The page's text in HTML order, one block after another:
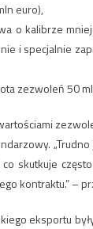
euro),
o kalibrze
i specjalnie
zezwoleń 50
skutkuje
kontraktu.” –
eksportu